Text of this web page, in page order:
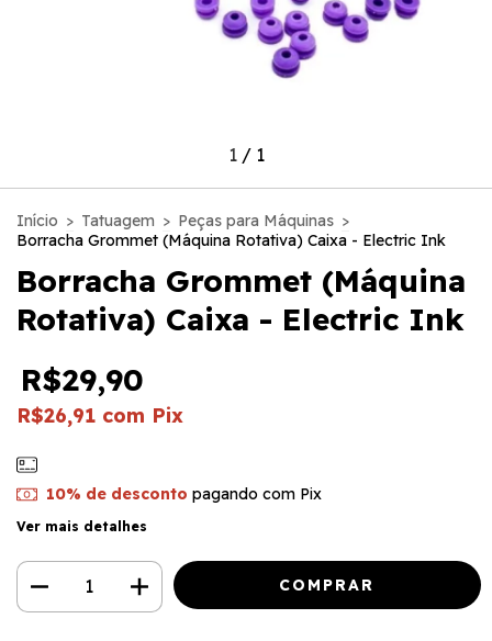
1/ 1
Início > Tatuagem > Peças para Máquinas >
Borracha Grommet (Máquina Rotativa) Caixa - Electric Ink
Borracha Grommet (Máquina
Rotativa) Caixa - Electric Ink
R$29,90
R$26,91 com Pix
10% de desconto pagando com Pix
Ver mais detalhes